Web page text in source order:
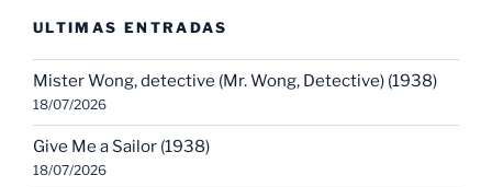
ULTIMAS ENTRADAS
Mister Wong, detective (Mr. Wong, Detective) (1938)
18/07/2026
Give Me a Sailor (1938)
18/07/2026